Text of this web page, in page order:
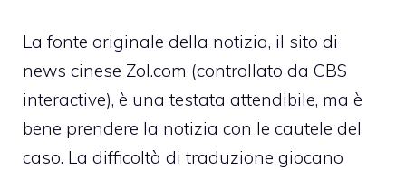
La fonte originale della notizia, il sito di
news cinese Zol.com (controllato da CBS
interactive), è una testata attendibile, ma è
bene prendere la notizia con le cautele del
caso. La difficoltà di traduzione giocano